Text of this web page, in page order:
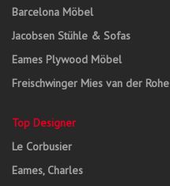
Barcelona Möbel
Jacobsen Stühle & Sofas
Eames Plywood Möbel
Freischwinger Mies van der Rohe
Top Designer
Le Corbusier
Eames, Charles